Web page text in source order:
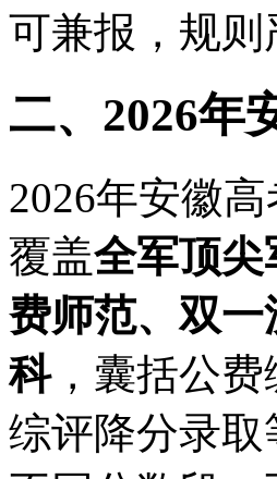
可兼报，规
二、2026年
2026年安徽
覆盖全军顶尖
费师范、双
科，囊括公
综评降分录